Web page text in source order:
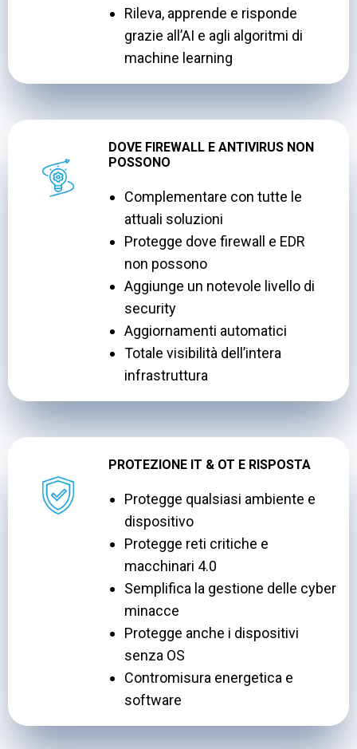
Rileva, apprende e risponde
grazie all’AI e agli algoritmi di
machine learning
DOVE FIREWALL E ANTIVIRUS NON
POSSONO
Complementare con tutte le
attuali soluzioni
Protegge dove firewall e EDR
non possono
Aggiunge un notevole livello di
security
Aggiornamenti automatici
Totale visibilità dell’intera
infrastruttura
PROTEZIONE IT & OT E RISPOSTA
Protegge qualsiasi ambiente e
dispositivo
Protegge reti critiche e
macchinari 4.0
Semplifica la gestione delle cyber
minacce
Protegge anche i dispositivi
senza OS
Contromisura energetica e
software